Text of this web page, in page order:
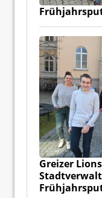
Greizer